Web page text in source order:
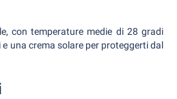
con temperature medie di 28 gradi
una crema solare per proteggerti dal